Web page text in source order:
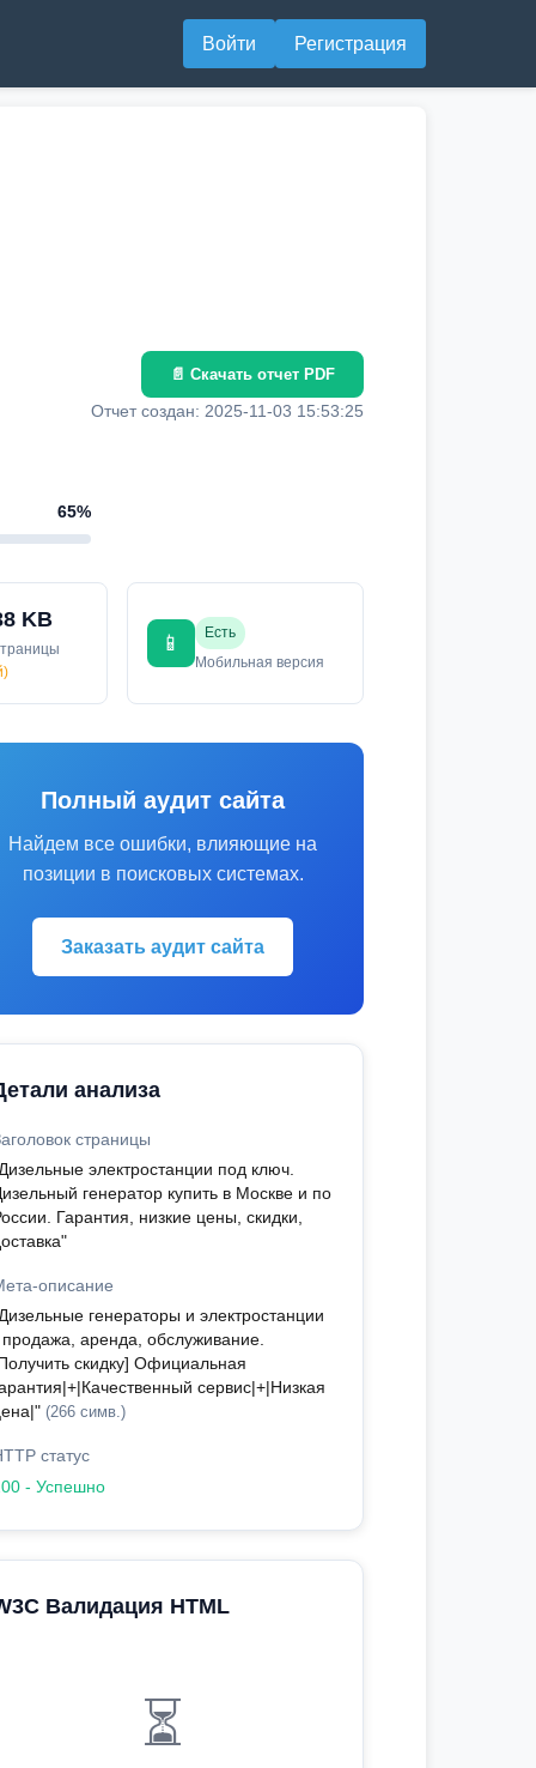
Войти Регистрация
65%
📄 Скачать отчет PDF
Отчет создан: 2025-11-03 15:53:25
KB
📱
Есть
Мобильная версия
Полный аудит сайта
Найдем все ошибки, влияющие на
позиции в поисковых системах.
Заказать аудит сайта
анализа
страницы
электростанции под ключ.
генератор купить в Москве и по
Гарантия, низкие цены, скидки,
описание
генераторы и электростанции
аренда, обслуживание.
скидку] Официальная
сервис|+|Низкая
(266 симв.)
статус
- Успешно
Валидация HTML
⏳